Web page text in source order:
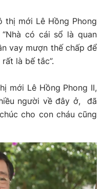
thị mới Lê Hồng Phong
“Nhà có cái sổ là quan
vay mượn thế chấp để
là bế tắc”.
mới Lê Hồng Phong II,
người về đây ở, đã
cho con cháu cũng